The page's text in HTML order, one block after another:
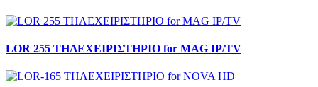
LOR 255 ΤΗΛΕΧΕΙΡΙΣΤΗΡΙΟ for MAG IP/TV